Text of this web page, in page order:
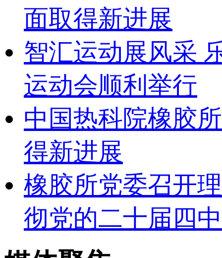
面取得新进展
智汇运动展风采
运动会顺利举行
中国热科院橡胶
得新进展
橡胶所党委召开
彻党的二十届四